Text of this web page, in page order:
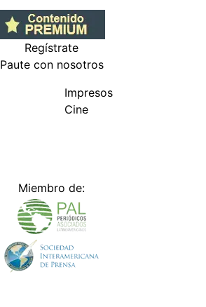
Regístrate
Paute con nosotros
Impresos
Cine
Miembro de: